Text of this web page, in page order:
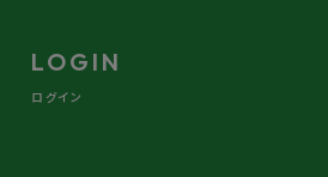
LOGIN
ログイン